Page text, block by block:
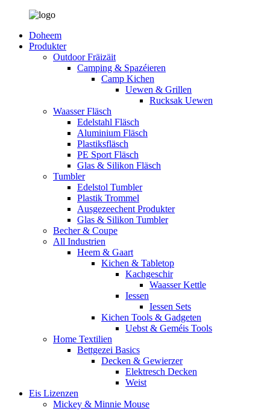
Doheem
Produkter
Outdoor Fräizäit
Camping & Spazéieren
Camp Kichen
Uewen & Grillen
Rucksak Uewen
Waasser Fläsch
Edelstahl Fläsch
Aluminium Fläsch
Plastiksfläsch
PE Sport Fläsch
Glas & Silikon Fläsch
Tumbler
Edelstol Tumbler
Plastik Trommel
Ausgezeechent Produkter
Glas & Silikon Tumbler
Becher & Coupe
All Industrien
Heem & Gaart
Kichen & Tabletop
Kachgeschir
Waasser Kettle
Iessen
Iessen Sets
Kichen Tools & Gadgeten
Uebst & Geméis Tools
Home Textilien
Bettgezei Basics
Decken & Gewierzer
Elektresch Decken
Weist
Eis Lizenzen
Mickey & Minnie Mouse